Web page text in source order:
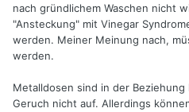
nach gründlichem Waschen nicht
"Ansteckung" mit Vinegar
werden. Meiner Meinung nach,
werden.
Metalldosen sind in der
Geruch nicht auf. Allerdings